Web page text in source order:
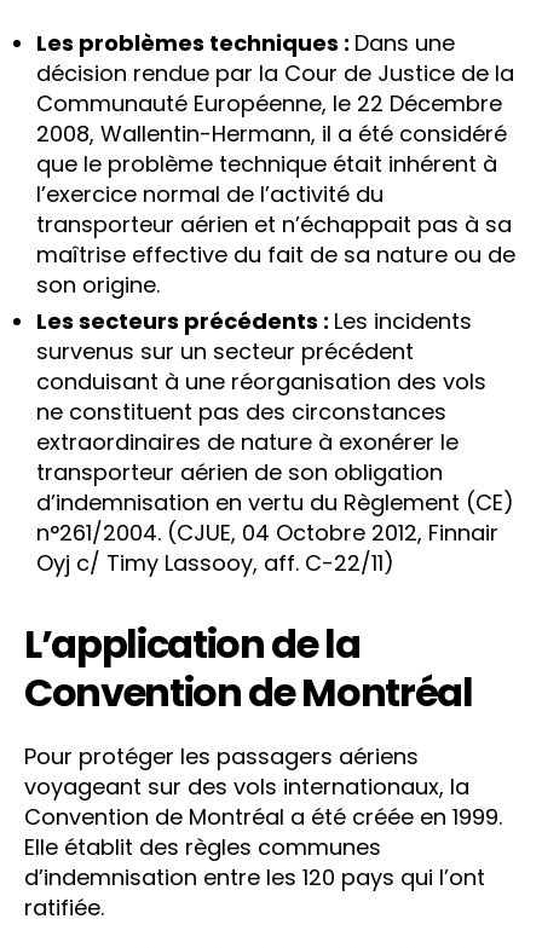
Les problèmes techniques : Dans une
décision rendue par la Cour de Justice de la
Communauté Européenne, le 22 Décembre
2008, Wallentin-Hermann, il a été considéré
que le problème technique était inhérent à
l’exercice normal de l’activité du
transporteur aérien et n’échappait pas à sa
maîtrise effective du fait de sa nature ou de
son origine.
Les secteurs précédents : Les incidents
survenus sur un secteur précédent
conduisant à une réorganisation des vols
ne constituent pas des circonstances
extraordinaires de nature à exonérer le
transporteur aérien de son obligation
d’indemnisation en vertu du Règlement (CE)
n°261/2004. (CJUE, 04 Octobre 2012, Finnair
Oyj c/ Timy Lassooy, aff. C-22/11)
L’application de la
Convention de Montréal
Pour protéger les passagers aériens
voyageant sur des vols internationaux, la
Convention de Montréal a été créée en 1999.
Elle établit des règles communes
d’indemnisation entre les 120 pays qui l’ont
ratifiée.